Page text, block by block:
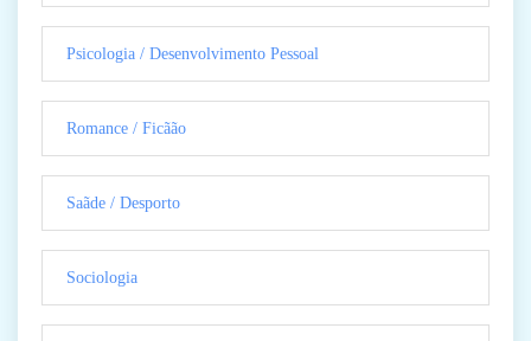
Psicologia / Desenvolvimento Pessoal
Romance / Ficãão
Saãde / Desporto
Sociologia